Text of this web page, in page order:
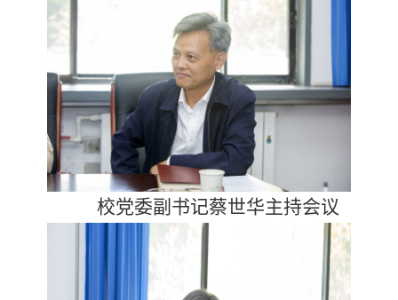
校党委副书记蔡世华主持会议